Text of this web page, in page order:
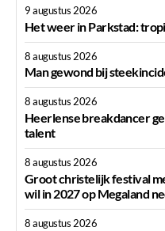
9 augustus 2026
Het weer in Parkstad:
8 augustus 2026
Man gewond bij
8 augustus 2026
Heerlense breakdancer
talent
8 augustus 2026
Groot christelijk festival
wil in 2027 op Megaland
8 augustus 2026